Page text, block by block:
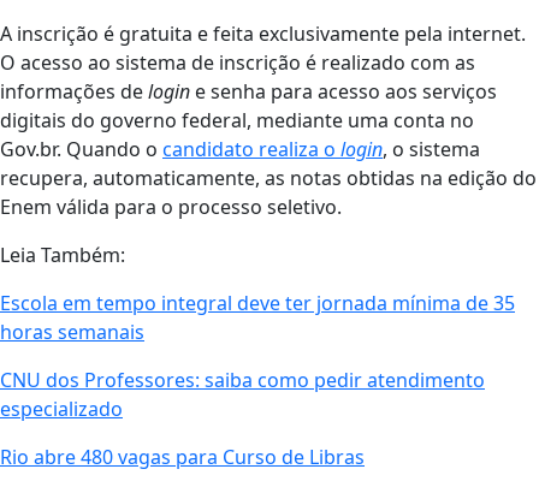
A inscrição é gratuita e feita exclusivamente pela internet.
O acesso ao sistema de inscrição é realizado com as
informações delogin e senha para acesso aos serviços
digitais do governo federal, mediante uma conta no
Gov.br. Quando o candidato realiza o login, o sistema
recupera, automaticamente, as notas obtidas na edição do
Enem válida para o processo seletivo.
Leia Também:
Escola em tempo integral deve ter jornada mínima de 35
horas semanais
CNU dos Professores: saiba como pedir atendimento
especializado
Rio abre 480 vagas para Curso de Libras